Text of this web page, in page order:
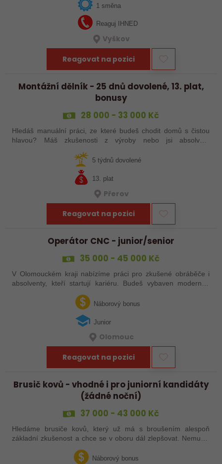
1 směna
Reaguj IHNED
Vyškov
Reagovat na pozici
Montážní dělník - 25 dnů dovolené, 13. plat,
bonusy
28 000 - 33 000 Kč
Hledáš manuální práci, ze které budeš chodit domů s čistou
hlavou? Máš zkušenosti z výroby nebo jsi absolvent
5 týdnů dovolené
13. plat
Přerov
Reagovat na pozici
Operátor CNC - junior/senior
35 000 - 45 000 Kč
V Olomouckém kraji nabízíme práci pro zkušené obráběče i
absolventy, kteří startují kariéru. Budeš vybaven moderním
pracovním místem a spoustou benefitů. Pokud se chceš
dozvědět více, neváhej…
Náborový bonus
Junior
Olomouc
Reagovat na pozici
Brusič kovů - vhodné i pro juniorní kandidáty
(žádné noční)
37 000 - 43 000 Kč
Hledáme brusiče kovů, který už má s broušením alespoň
základní zkušenost a chce se v oboru dál zlepšovat. Nemusíš
abys už někdy pracoval…Náborový bonus